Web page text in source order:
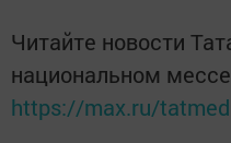
Читайте новости
национальном
https://max.ru/